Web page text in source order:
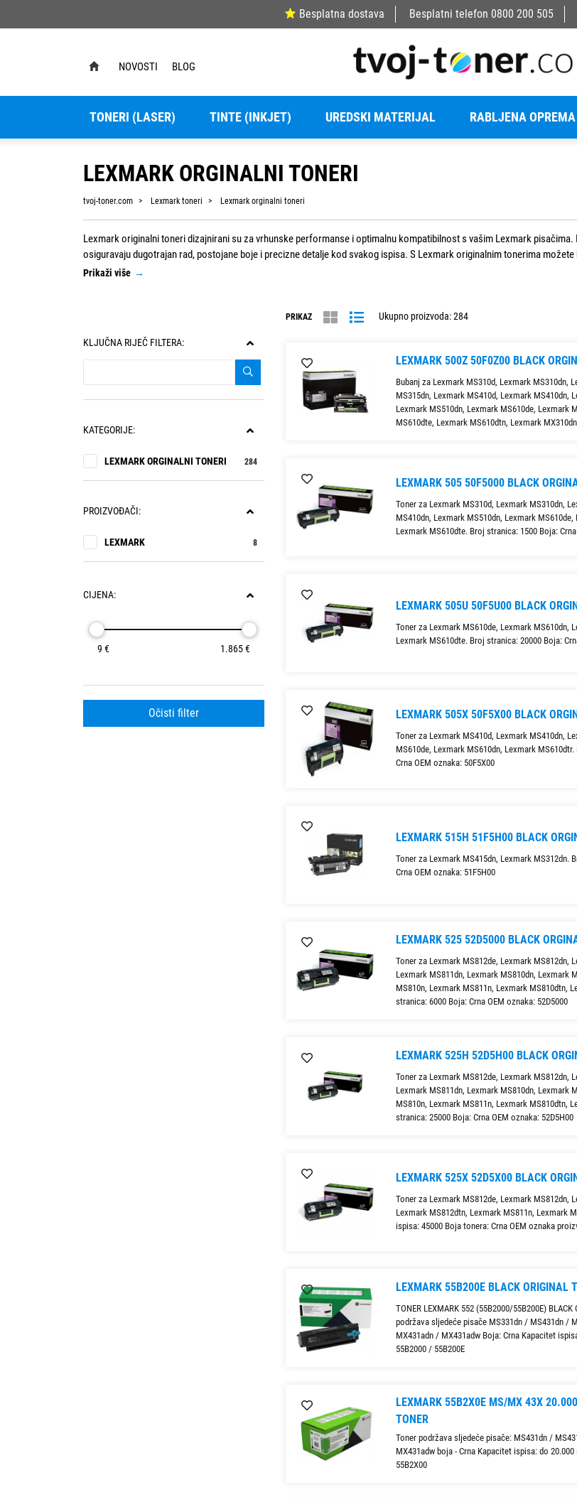
Besplatna dostava Besplatni telefon 0800 200 505
NOVOSTI BLOG
TONERI (LASER) TINTE (INKJET) UREDSKI MATERIJAL RABLJENA OPREMA
LEXMARK ORGINALNI TONERI
tvoj-toner.com Lexmark toneri Lexmark orginalni toneri
Lexmark originalni toneri dizajnirani su za vrhunske performanse i optimalnu kompatibilnost s vašim Lexmark
osiguravaju dugotrajan rad, postojane boje i precizne detalje kod svakog ispisa. S Lexmark originalnim tonerima
potrebama vašeg poslovanja ili doma.
Prikaži više →
KLJUČNA RIJEČ FILTERA:
KATEGORIJE:
LEXMARK ORGINALNI TONERI 284
PROIZVOĐAČI:
LEXMARK 8
CIJENA:
9 € 1.865 €
Očisti filter
Ukupno proizvoda: 284
PRIKAZ
LEXMARK 500Z 50F0Z00 BLACK
Bubanj za Lexmark MS310d, Lexmark MS310dn,
MS315dn, Lexmark MS410d, Lexmark MS410dn,
Lexmark MS510dn, Lexmark MS610de, Lexmark
MS610dte, Lexmark MS610dtn, Lexmark
LEXMARK 505 50F5000 BLACK
Toner za Lexmark MS310d, Lexmark MS310dn,
MS410dn, Lexmark MS510dn, Lexmark MS610de,
Lexmark MS610dte. Broj stranica: 1500 Boja:
LEXMARK 505U 50F5U00 BLACK
Toner za Lexmark MS610de, Lexmark MS610dn,
Lexmark MS610dte. Broj stranica: 20000 Boja:
LEXMARK 505X 50F5X00 BLACK
Toner za Lexmark MS410d, Lexmark MS410dn,
MS610de, Lexmark MS610dn, Lexmark
Crna OEM oznaka: 50F5X00
LEXMARK 515H 51F5H00 BLACK
Toner za Lexmark MS415dn, Lexmark MS312dn.
Crna OEM oznaka: 51F5H00
LEXMARK 525 52D5000 BLACK
Toner za Lexmark MS812de, Lexmark MS812dn,
Lexmark MS811dn, Lexmark MS810dn, Lexmark
MS810n, Lexmark MS811n, Lexmark MS810dtn,
stranica: 6000 Boja: Crna OEM oznaka: 52D5000
LEXMARK 525H 52D5H00 BLACK
Toner za Lexmark MS812de, Lexmark MS812dn,
Lexmark MS811dn, Lexmark MS810dn, Lexmark
MS810n, Lexmark MS811n, Lexmark MS810dtn,
stranica: 25000 Boja: Crna OEM oznaka: 52D5H00
LEXMARK 525X 52D5X00 BLACK
Toner za Lexmark MS812de, Lexmark MS812dn,
Lexmark MS812dtn, Lexmark MS811n, Lexmark
ispisa: 45000 Boja tonera: Crna OEM oznaka
LEXMARK 55B200E BLACK ORIGINAL
TONER LEXMARK 552 (55B2000/55B200E) BLACK
podržava sljedeće pisače MS331dn / MS431dn /
MX431adn / MX431adw Boja: Crna Kapacitet
55B2000 / 55B200E
LEXMARK 55B2X0E MS/MX 43X 20.000
TONER
Toner podržava sljedeće pisače: MS431dn /
MX431adw boja - Crna Kapacitet ispisa: do
55B2X00